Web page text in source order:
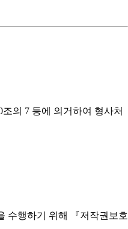
의 7 등에 의거하여 형사처
수행하기 위해 『저작권보호